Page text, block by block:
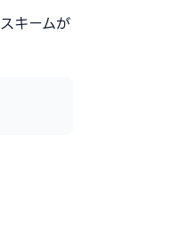
キームが